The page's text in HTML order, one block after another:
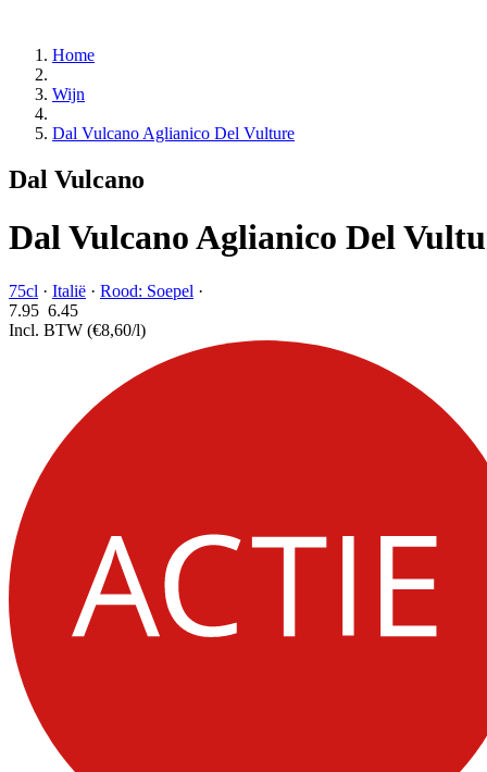
Home
Wijn
Dal Vulcano Aglianico Del Vulture
Dal Vulcano
Dal Vulcano Aglianico Del
75cl · Italië · Rood: Soepel ·
7.95 6.45
Incl. BTW (€8,60/l)